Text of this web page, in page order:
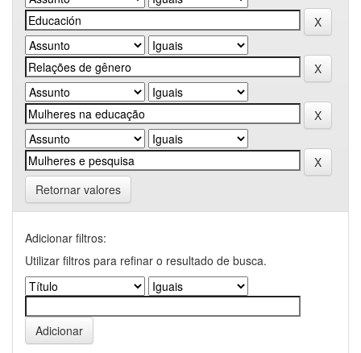
Retornar valores
Adicionar filtros:
Utilizar filtros para refinar o resultado de busca.